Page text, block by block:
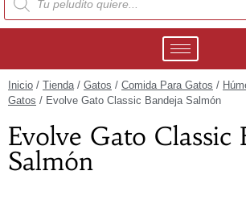
Inicio / Tienda/ Gatos / Comida Para Gatos /
Gatos / Evolve Gato Classic Bandeja Salmón
Evolve Gato Classic
Salmón